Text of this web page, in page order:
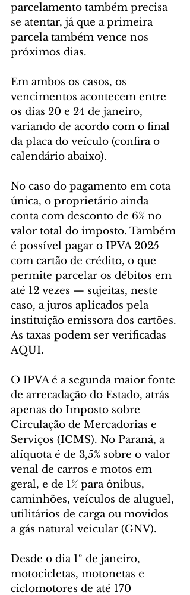
parcelamento também precisa
se atentar, já que a primeira
parcela também vence nos
próximos dias.
Em ambos os casos, os
vencimentos acontecem entre
os dias 20 e 24 de janeiro,
variando de acordo com o final
da placa do veículo (confira o
calendário abaixo).
No caso do pagamento em cota
única, o proprietário ainda
conta com desconto de 6% no
valor total do imposto. Também
é possível pagar o IPVA 2025
com cartão de crédito, o que
permite parcelar os débitos em
até 12 vezes — sujeitas, neste
caso, a juros aplicados pela
instituição emissora dos cartões.
As taxas podem ser verificadas
AQUI.
O IPVA é a segunda maior fonte
de arrecadação do Estado, atrás
apenas do Imposto sobre
Circulação de Mercadorias e
Serviços (ICMS). No Paraná, a
alíquota é de 3,5% sobre o valor
venal de carros e motos em
geral, e de 1% para ônibus,
caminhões, veículos de aluguel,
utilitários de carga ou movidos
a gás natural veicular (GNV).
Desde o dia 1º de janeiro,
motocicletas, motonetas e
ciclomotores de até 170